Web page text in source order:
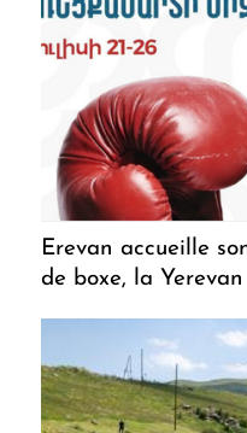
Erevan accueille
de boxe, la